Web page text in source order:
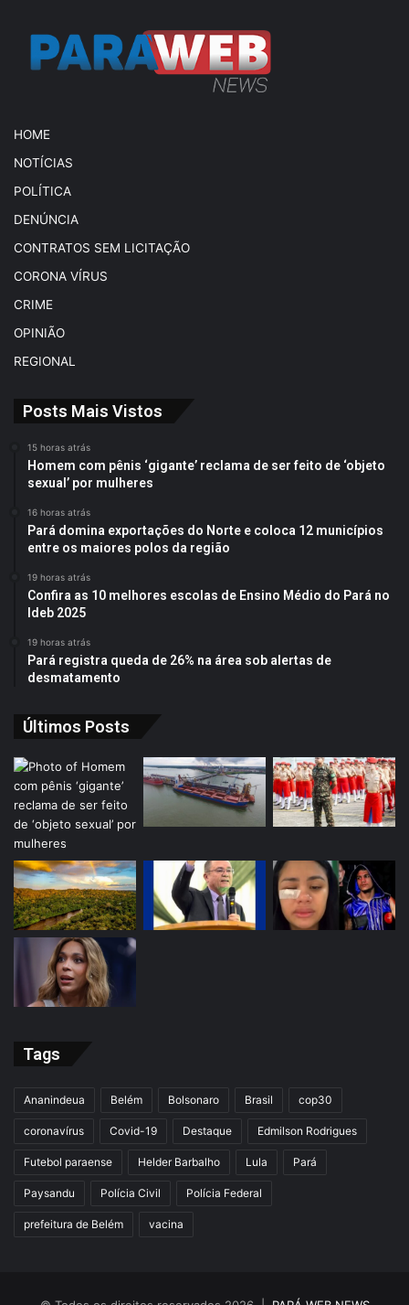
HOME
NOTÍCIAS
POLÍTICA
DENÚNCIA
CONTRATOS SEM LICITAÇÃO
CORONA VÍRUS
CRIME
OPINIÃO
REGIONAL
Posts Mais Vistos
15 horas atrás
Homem com pênis ‘gigante’ reclama de ser feito de ‘objeto
sexual’ por mulheres
16 horas atrás
Pará domina exportações do Norte e coloca 12 municípios
entre os maiores polos da região
19 horas atrás
Confira as 10 melhores escolas de Ensino Médio do Pará no
Ideb 2025
19 horas atrás
Pará registra queda de 26% na área sob alertas de
desmatamento
Últimos Posts
Tags
Ananindeua Belém Bolsonaro Brasil cop30
coronavírus Covid-19 Destaque Edmilson Rodrigues
Futebol paraense Helder Barbalho Lula Pará
Paysandu Polícia Civil Polícia Federal
prefeitura de Belém vacina